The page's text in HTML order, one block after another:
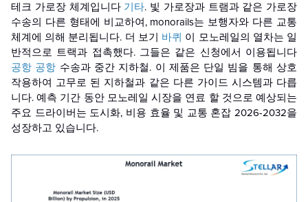
테크 가로장 체계입니다 기타. 빛 가로장과 트램과 같은 가로장
수송의 다른 형태에 비교하여, monorails는 보행자와 다른 교통
체계에 의해 분리됩니다. 더 보기 바퀴 이 모노레일의 열차는 일
반적으로 트랙과 접촉했다. 그들은 같은 신청에서 이용됩니다
공항 공항 수송과 중간 지하철. 이 제품은 단일 빔을 통해 상호
작용하여 고무로 된 지하철과 같은 다른 가이드 시스템과 다릅
니다. 예측 기간 동안 모노레일 시장을 연료 할 것으로 예상되는
주요 드라이버는 도시화, 비용 효율 및 교통 혼잡 2026-2032을
성장하고 있습니다.